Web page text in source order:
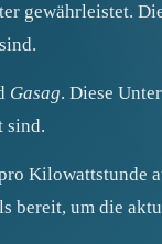
gewährleistet.
Gasag. Diese
sind.
Kilowattstunde
bereit, um die